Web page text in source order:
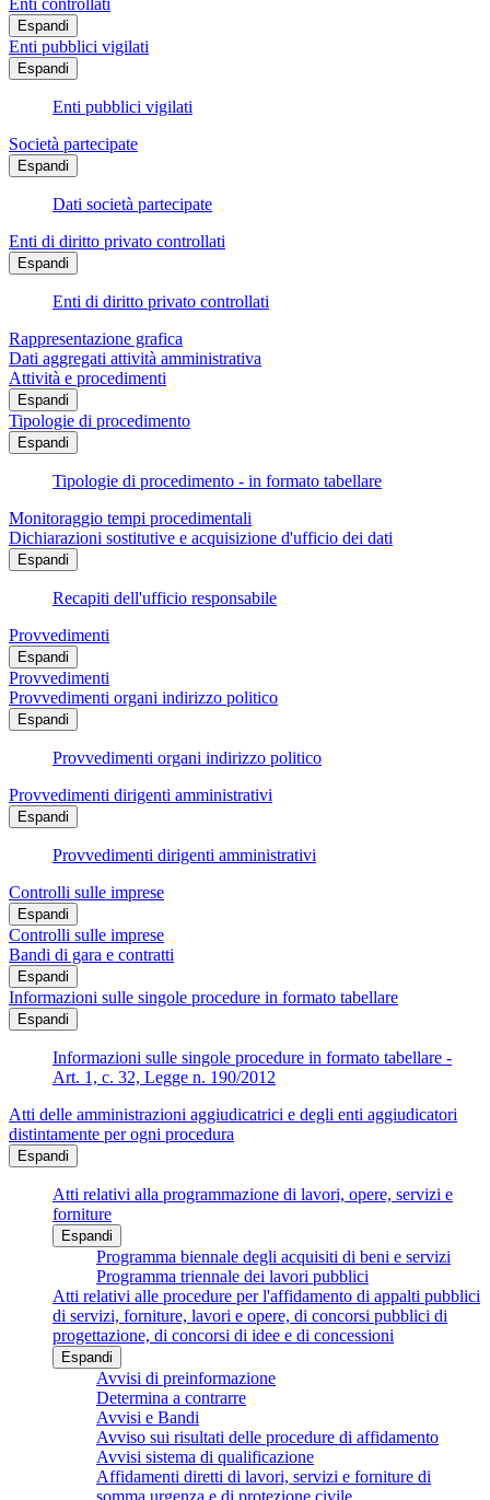
Enti controllati
Espandi
Enti pubblici vigilati
Espandi
Enti pubblici vigilati
Società partecipate
Espandi
Dati società partecipate
Enti di diritto privato controllati
Espandi
Enti di diritto privato controllati
Rappresentazione grafica
Dati aggregati attività amministrativa
Attività e procedimenti
Espandi
Tipologie di procedimento
Espandi
Tipologie di procedimento - in formato tabellare
Monitoraggio tempi procedimentali
Dichiarazioni sostitutive e acquisizione d'ufficio dei dati
Espandi
Recapiti dell'ufficio responsabile
Provvedimenti
Espandi
Provvedimenti
Provvedimenti organi indirizzo politico
Espandi
Provvedimenti organi indirizzo politico
Provvedimenti dirigenti amministrativi
Espandi
Provvedimenti dirigenti amministrativi
Controlli sulle imprese
Espandi
Controlli sulle imprese
Bandi di gara e contratti
Espandi
Informazioni sulle singole procedure in formato tabellare
Espandi
Informazioni sulle singole procedure in formato tabellare -
Art. 1, c. 32, Legge n. 190/2012
Atti delle amministrazioni aggiudicatrici e degli enti aggiudicatori
distintamente per ogni procedura
Espandi
Atti relativi alla programmazione di lavori, opere, servizi e
forniture
Espandi
Programma biennale degli acquisiti di beni e servizi
Programma triennale dei lavori pubblici
Atti relativi alle procedure per l'affidamento di appalti pubblici
di servizi, forniture, lavori e opere, di concorsi pubblici di
progettazione, di concorsi di idee e di concessioni
Espandi
Avvisi di preinformazione
Determina a contrarre
Avvisi e Bandi
Avviso sui risultati delle procedure di affidamento
Avvisi sistema di qualificazione
Affidamenti diretti di lavori, servizi e forniture di
somma urgenza e di protezione civile